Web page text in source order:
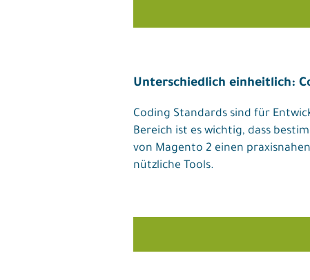
Unterschiedlich einheitlich:
Coding Standards sind für
Bereich ist es wichtig, dass
von Magento 2 einen
nützliche Tools.